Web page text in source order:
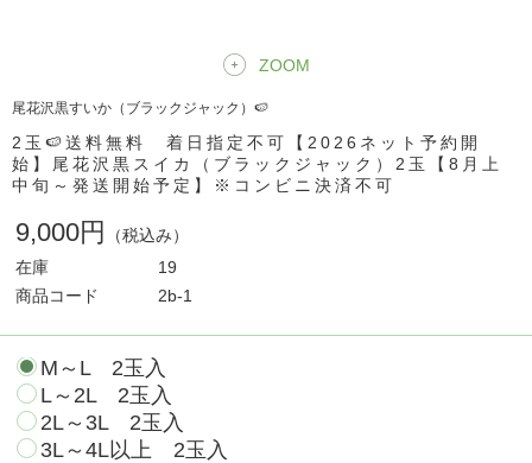
ZOOM
尾花沢黒すいか（ブラックジャック）🍉
2玉🍉送料無料 着日指定不可【2026ネット予約開
始】尾花沢黒スイカ（ブラックジャック）2玉【8月上
中旬～発送開始予定】※コンビニ決済不可
9,000円
（税込み）
在庫
19
商品コード
2b-1
M～L 2玉入
L～2L 2玉入
2L～3L 2玉入
3L～4L以上 2玉入